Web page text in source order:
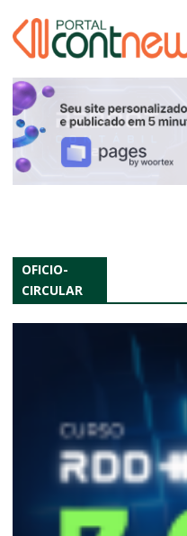
OFICIO-
CIRCULAR